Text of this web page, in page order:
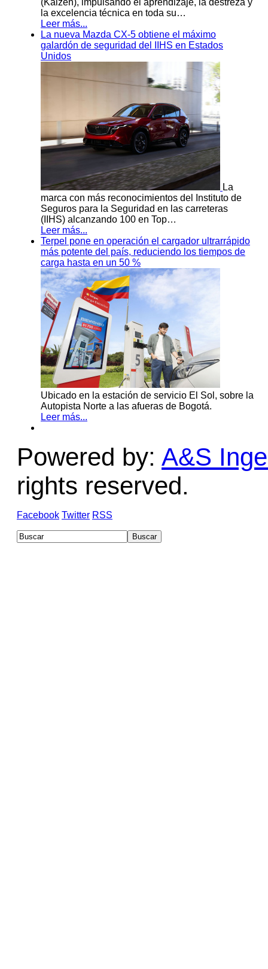
(Kaizen), impulsando el aprendizaje, la destreza y
la excelencia técnica en toda su…
Leer más...
La nueva Mazda CX-5 obtiene el máximo
galardón de seguridad del IIHS en Estados
Unidos
La
marca con más reconocimientos del Instituto de
Seguros para la Seguridad en las carreteras
(IIHS) alcanzando 100 en Top…
Leer más...
Terpel pone en operación el cargador ultrarrápido
más potente del país, reduciendo los tiempos de
carga hasta en un 50 %
Ubicado en la estación de servicio El Sol, sobre la
Autopista Norte a las afueras de Bogotá.
Leer más...
Powered by: A&S
rights reserved.
Facebook Twitter RSS